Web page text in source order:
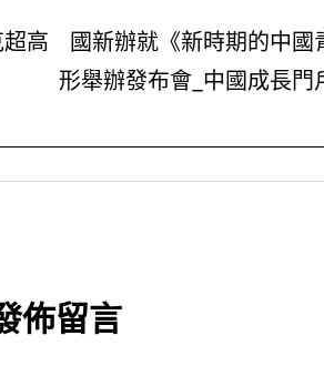
高
國新辦就《新時期的中國
形舉辦發布會_中國成長門
佈留言